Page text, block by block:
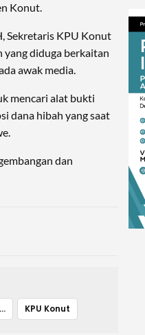
Konut.
Sekretaris KPU Konut
yang diduga berkaitan
awak media.
mencari alat bukti
dana hibah yang saat
dan
Korupsi Dana Hibah KPU Konut KPU Konut